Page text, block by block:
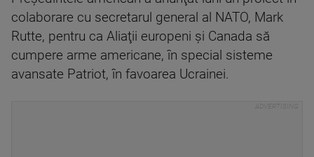
colaborare cu secretarul general al NATO, Mark
Rutte, pentru ca Aliaţii europeni şi Canada să
cumpere arme americane, în special sisteme
avansate Patriot, în favoarea Ucrainei.